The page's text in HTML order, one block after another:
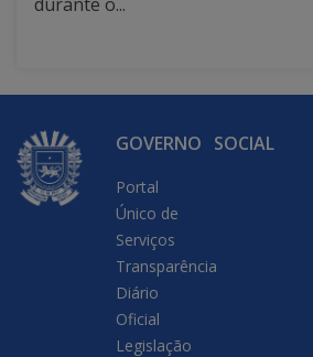
GOVERNO
Portal
Único de
Serviços
Transparência
Diário
Oficial
Legislação
SOCIAL